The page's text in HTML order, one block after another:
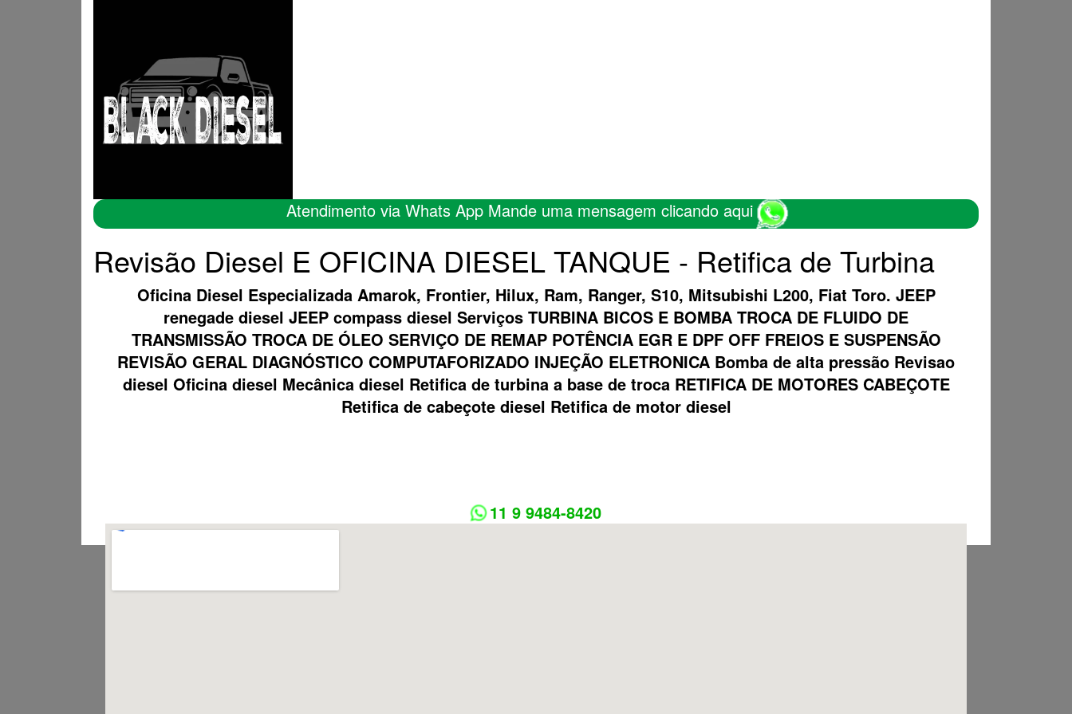
Atendimento via Whats App Mande uma mensagem clicando aqui
Revisão Diesel E OFICINA DIESEL TANQUE - Retifica de Turbina
Oficina Diesel Especializada Amarok, Frontier, Hilux, Ram, Ranger, S10, Mitsubishi L200, Fiat Toro. JEEP
renegade diesel JEEP compass diesel Serviços TURBINA BICOS E BOMBA TROCA DE FLUIDO DE
TRANSMISSÃO TROCA DE ÓLEO SERVIÇO DE REMAP POTÊNCIA EGR E DPF OFF FREIOS E SUSPENSÃO
REVISÃO GERAL DIAGNÓSTICO COMPUTAFORIZADO INJEÇÃO ELETRONICA Bomba de alta pressão Revisao
diesel Oficina diesel Mecânica diesel Retifica de turbina a base de troca RETIFICA DE MOTORES CABEÇOTE
Retifica de cabeçote diesel Retifica de motor diesel
11 9 9484-8420